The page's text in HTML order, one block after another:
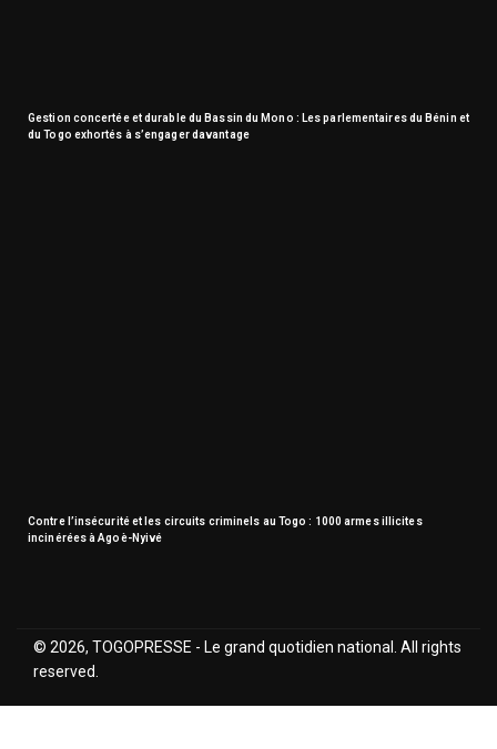
Gestion concertée et durable du Bassin du Mono : Les parlementaires du Bénin et
du Togo exhortés à s’engager davantage
Contre l’insécurité et les circuits criminels au Togo : 1000 armes illicites
incinérées à Agoè-Nyivé
© 2026, TOGOPRESSE - Le grand quotidien national. All rights
reserved.